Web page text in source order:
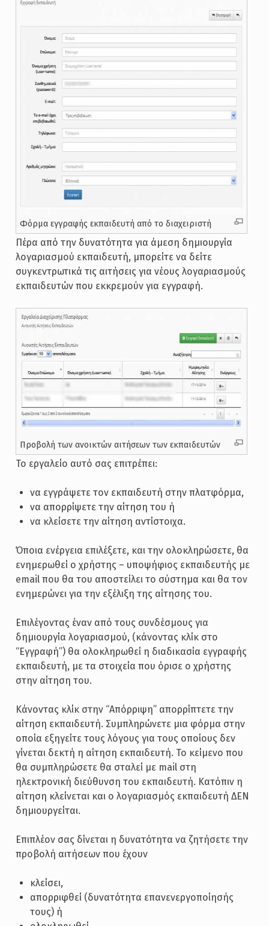
Φόρμα εγγραφής εκπαιδευτή από το διαχειριστή
Πέρα από την δυνατότητα για άμεση δημιουργία
λογαριασμού εκπαιδευτή, μπορείτε να δείτε
συγκεντρωτικά τις αιτήσεις για νέους λογαριασμούς
εκπαιδευτών που εκκρεμούν για εγγραφή.
Προβολή των ανοικτών αιτήσεων των εκπαιδευτών
Το εργαλείο αυτό σας επιτρέπει:
να εγγράψετε τον εκπαιδευτή στην πλατφόρμα,
να απορρίψετε την αίτηση του ή
να κλείσετε την αίτηση αντίστοιχα.
Όποια ενέργεια επιλέξετε, και την ολοκληρώσετε, θα
ενημερωθεί ο χρήστης – υποψήφιος εκπαιδευτής με
email που θα του αποστείλει το σύστημα και θα τον
ενημερώνει για την εξέλιξη της αίτησης του.
Επιλέγοντας έναν από τους συνδέσμους για
δημιουργία λογαριασμού, (κάνοντας κλίκ στο
“Εγγραφή”) θα ολοκληρωθεί η διαδικασία εγγραφής
εκπαιδευτή, με τα στοιχεία που όρισε ο χρήστης
στην αίτηση του.
Κάνοντας κλίκ στην “Απόρριψη” απορρίπτετε την
αίτηση εκπαιδευτή. Συμπληρώνετε μια φόρμα στην
οποία εξηγείτε τους λόγους για τους οποίους δεν
γίνεται δεκτή η αίτηση εκπαιδευτή. Το κείμενο που
θα συμπληρώσετε θα σταλεί με mail στη
ηλεκτρονική διεύθυνση του εκπαιδευτή. Κατόπιν η
αίτηση κλείνεται και ο λογαριασμός εκπαιδευτή ΔΕΝ
δημιουργείται.
Επιπλέον σας δίνεται η δυνατότητα να ζητήσετε την
προβολή αιτήσεων που έχουν
κλείσει,
απορριφθεί (δυνατότητα επανενεργοποίησής
τους) ή